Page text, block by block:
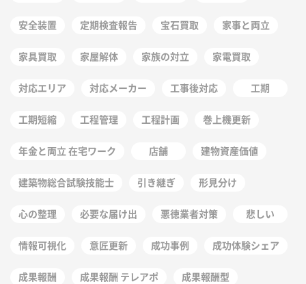
安全装置 定期検査報告 宝石買取 家事と両立
家具買取 家屋解体 家族の対立 家電買取
対応エリア 対応メーカー 工事後対応 工期
工期短縮 工程管理 工程計画 巻上機更新
年金と両立 在宅ワーク 店舗 建物資産価値
建築物総合試験技能士 引き継ぎ 形見分け
心の整理 必要な届け出 悪徳業者対策 悲しい
情報可視化 意匠更新 成功事例 成功体験シェア
成果報酬 成果報酬 テレアポ 成果報酬型